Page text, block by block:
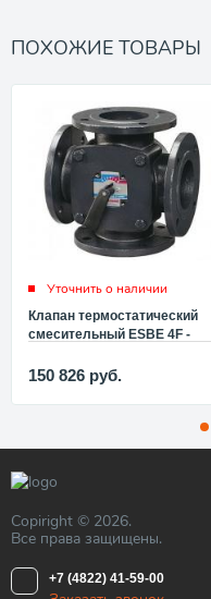
ПОХОЖИЕ ТОВАРЫ
Уточнить о наличии
Клапан термостатический
смесительный ESBE 4F -
соединение, PN6, 110°C, KVS
150 826 руб.
Copiright © 2026.
Все права защищены.
+7 (4822) 41-59-00